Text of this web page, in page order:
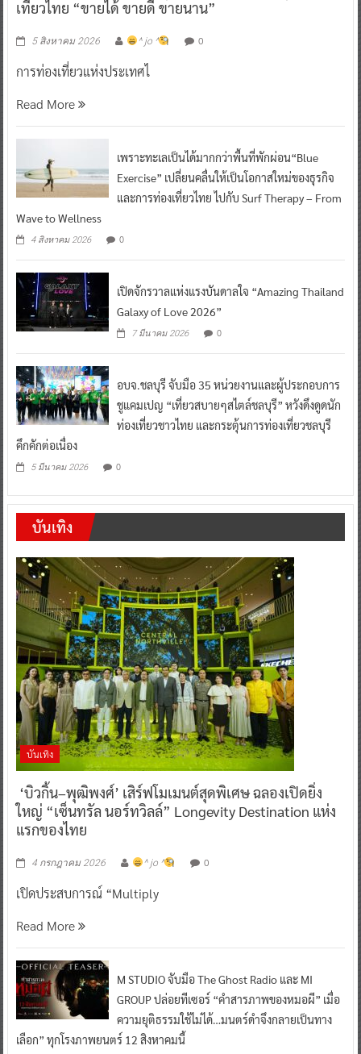
เที่ยวไทย “ขายได้ ขายดี ขายนาน”
5 สิงหาคม 2026 ^ jo ^ 0
การท่องเที่ยวแห่งประเทศไ
Read More
เพราะทะเลเป็นได้มากกว่าพื้นที่พักผ่อน“Blue
Exercise” เปลี่ยนคลื่นให้เป็นโอกาสใหม่ของธุรกิจ
และการท่องเที่ยวไทย ไปกับ Surf Therapy – From
Wave to Wellness
4 สิงหาคม 2026 0
เปิดจักรวาลแห่งแรงบันดาลใจ “Amazing Thailand
Galaxy of Love 2026”
7 มีนาคม 2026 0
อบจ.ชลบุรี จับมือ 35 หน่วยงานและผู้ประกอบการ
ชูแคมเปญ “เที่ยวสบายๆสไตล์ชลบุรี” หวังดึงดูดนัก
ท่องเที่ยวชาวไทย และกระตุ้นการท่องเที่ยวชลบุรี
คึกคักต่อเนื่อง
5 มีนาคม 2026 0
บันเทิง
บันเทิง
‘บิวกิ้น–พุฒิพงศ์’ เสิร์ฟโมเมนต์สุดพิเศษ ฉลองเปิดยิ่ง
ใหญ่ “เซ็นทรัล นอร์ทวิลล์” Longevity Destination แห่ง
แรกของไทย
4 กรกฎาคม 2026 ^ jo ^ 0
เปิดประสบการณ์ “Multiply
Read More
M STUDIO จับมือ The Ghost Radio และ MI
GROUP ปล่อยทีเซอร์ “คำสารภาพของหมอผี” เมื่อ
ความยุติธรรมใช้ไม่ได้…มนตร์ดำจึงกลายเป็นทาง
เลือก” ทุกโรงภาพยนตร์ 12 สิงหาคมนี้